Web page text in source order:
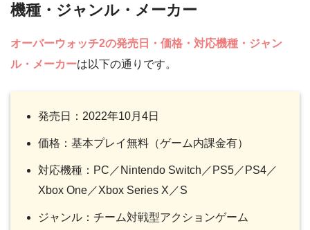
機種・ジャンル・メーカー
オーバーウォッチ2の発売日・価格・対応機種・ジャン
ル・メーカーは以下の通りです。
発売日：2022年10月4日
価格：基本プレイ無料（ゲーム内課金有）
対応機種：PC／Nintendo Switch／PS5／PS4／
Xbox One／Xbox Series X／S
ジャンル：チーム対戦型アクションゲーム